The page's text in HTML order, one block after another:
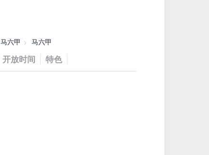
马六甲 马六甲
开放时间 特色